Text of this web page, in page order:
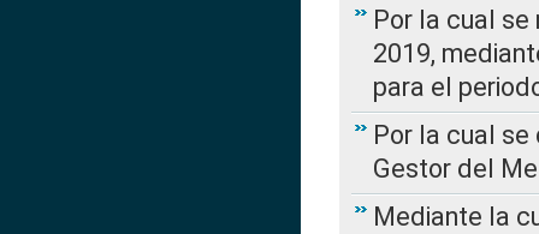
Por la cual se
2019,
para el
Por la cual
Gestor del
Mediante la